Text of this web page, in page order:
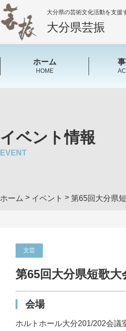
大分県の芸術文化活動を支援
大分県芸振
ホーム
HOME
イベント情報
EVENT
ホーム > イベント > 第65回大分県
文芸
第65回大分県短歌大
会場
ホルトホール大分201/202会議